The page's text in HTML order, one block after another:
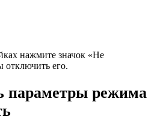
нажмите значок «Не
отключить его.
параметры режима